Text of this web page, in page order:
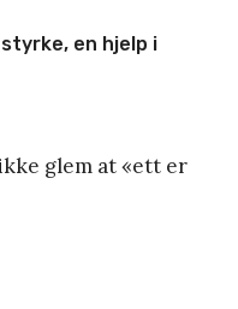
en hjelp i
glem at «ett er